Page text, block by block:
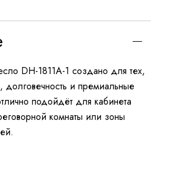
DH-1811A-1 создано для тех,
долговечность и премиальные
подойдёт для кабинета
комнаты или зоны